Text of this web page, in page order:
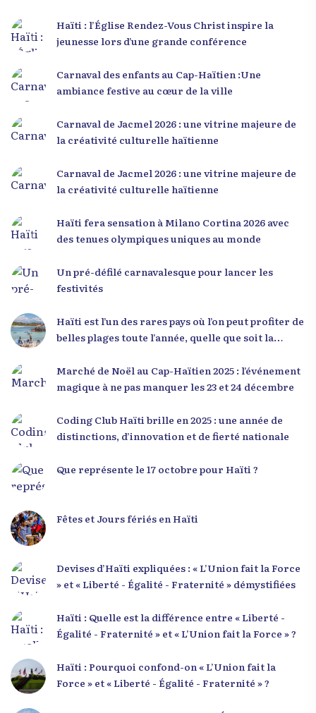
dans ses locaux à Delmas 75 pour une conférence
placée sous le thème « Menm Ou Menm Tou ».
occasion unique de se rencontrer, d’échanger et
d’écouter des interventions motivantes centrées
citoyen. Des messages forts pour la jeunesse Lors
de sa première intervention, intitulée « Jenès la
croire en leur potentiel et à rejeter toute forme
de fatalisme. Il a particulièrement insisté sur
pouvons pas résoudre un problème avec la
mentalité qui l’a créé. » Il a encouragé la jeunesse
sur la discipline, l’excellence et la responsabilité.
Le révérend a également rappelé que la jeunesse
du pays, et qu’un engagement structuré de
seulement 4 % d’entre eux pourrait modifier
seconde intervention, « Jenès la ak responsablite l
», a souligné le lien indissociable entre potentiel et
responsabilité. Le Dr Volcy a invité les jeunes à
devenir des acteurs de transformation dans leurs
communautés, à investir dans leur formation et à
développer un leadership intègre. Appel à un
Haïti : l’Église Rendez-Vous Christ inspire la
jeunesse lors d’une grande conférence
Carnaval des enfants au Cap-Haïtien :Une
ambiance festive au cœur de la ville
Carnaval de Jacmel 2026 : une vitrine majeure de
la créativité culturelle haïtienne
Carnaval de Jacmel 2026 : une vitrine majeure de
la créativité culturelle haïtienne
Haïti fera sensation à Milano Cortina 2026 avec
des tenues olympiques uniques au monde
Un pré-défilé carnavalesque pour lancer les
festivités
Haïti est l’un des rares pays où l’on peut profiter de
belles plages toute l’année, quelle que soit la
Marché de Noël au Cap-Haïtien 2025 : l’événement
magique à ne pas manquer les 23 et 24 décembre
Coding Club Haïti brille en 2025 : une année de
distinctions, d’innovation et de fierté nationale
Que représente le 17 octobre pour Haïti ?
Fêtes et Jours fériés en Haïti
Devises d’Haïti expliquées : « L’Union fait la Force
» et « Liberté - Égalité - Fraternité » démystifiées
Haïti : Quelle est la différence entre « Liberté -
Égalité - Fraternité » et « L’Union fait la Force » ?
Haïti : Pourquoi confond-on « L’Union fait la
Force » et « Liberté - Égalité - Fraternité » ?